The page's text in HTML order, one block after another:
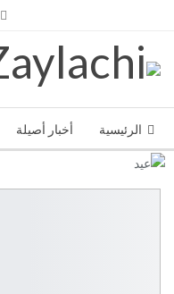
الرئيسية أخبار أصيلة